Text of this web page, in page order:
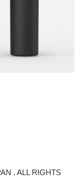
. ALL RIGHTS